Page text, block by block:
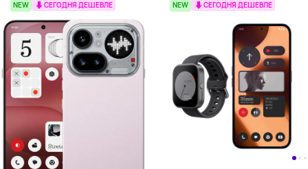
NEW СЕГОДНЯ ДЕШЕВЛЕ NEW СЕГОДНЯ ДЕШЕВЛЕ